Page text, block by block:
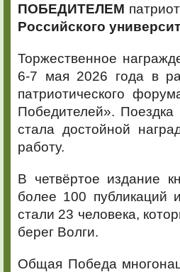
ПОБЕДИТЕЛЕМ
Российского
Торжественное
6-7 мая 2026 года в
патриотического
Победителей».
стала достойной
работу.
В четвёртое издание
более 100 публикаций
стали 23 человека,
берег Волги.
Общая Победа